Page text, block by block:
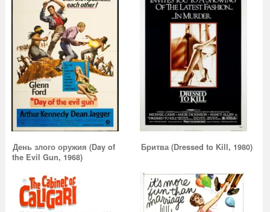
День злого оружия (Day of
the Evil Gun, 1968)
Бритва (Dressed to Kill, 1980)